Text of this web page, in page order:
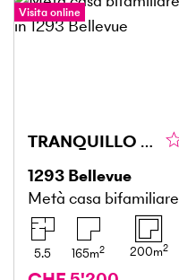
Visita online
TRANQUILLO E FAMILIARE
1293 Bellevue
Metà casa bifamiliare
5.5 165m2 200m2